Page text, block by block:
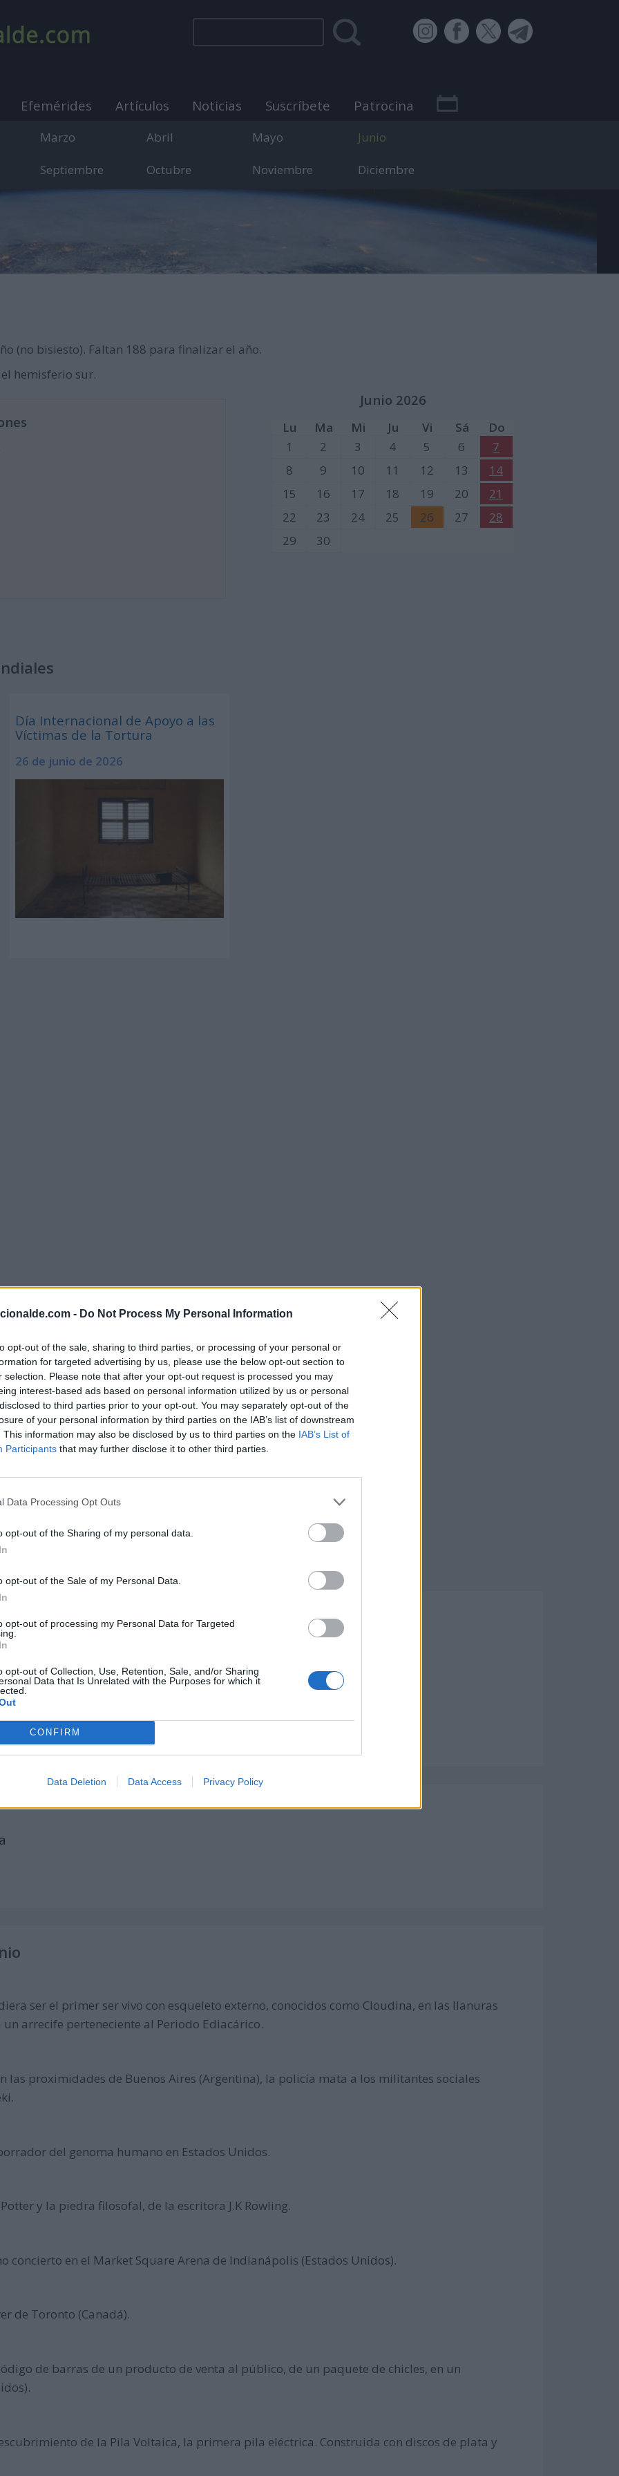
- Do Not Process My Personal Information
opt-out of the sale, sharing to third parties, or processing of your personal or
for targeted advertising by us, please use the below opt-out section to
selection. Please note that after your opt-out request is processed you may
interest-based ads based on personal information utilized by us or personal
to third parties prior to your opt-out. You may separately opt-out of the
of your personal information by third parties on the IAB’s list of downstream
This information may also be disclosed by us to third parties on the IAB’s List of
Participants that may further disclose it to other third parties.
Data Processing Opt Outs
opt-out of the Sharing of my personal data.
opt-out of the Sale of my Personal Data.
opt-out of processing my Personal Data for Targeted
opt-out of Collection, Use, Retention, Sale, and/or Sharing
Data that Is Unrelated with the Purposes for which it
CONFIRM
Data Deletion Data Access Privacy Policy
Efemérides Artículos Noticias Suscríbete Patrocina
sobre días internacionales, mundiales y efemérides.
Marzo Abril Mayo Junio
Septiembre Octubre Noviembre Diciembre
(no bisiesto). Faltan 188 para finalizar el año.
hemisferio sur.
Junio 2026
Lu Ma Mi Ju Vi Sá
Do
1
2 3 4 5 6
7
8
9 10 11 12 13
14
15
16 17 18 19 20
21
22
23 24 25 26 27
28
29
30
Día Internacional de Apoyo a las
Víctimas de la Tortura
26 de junio de 2026
y Mundiales que ocurren en este día
27 de junio de 2026
ser el primer ser vivo con esqueleto externo, conocidos como Cloudina, en las llanuras
arrecife perteneciente al Periodo Ediacárico.
las proximidades de Buenos Aires (Argentina), la policía mata a los militantes sociales
del genoma humano en Estados Unidos.
y la piedra filosofal, de la escritora J.K Rowling.
concierto en el Market Square Arena de Indianápolis (Estados Unidos).
de Toronto (Canadá).
de barras de un producto de venta al público, de un paquete de chicles, en un
de la Pila Voltaica, la primera pila eléctrica. Construida con discos de plata y